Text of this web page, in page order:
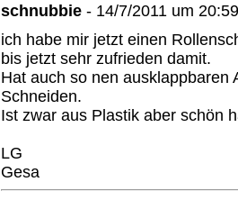
schnubbie- 14/7/2011 um 20:59
ich habe mir jetzt einen
bis jetzt sehr zufrieden damit.
Hat auch so nen ausklappbaren
Schneiden.
Ist zwar aus Plastik aber schön
LG
Gesa